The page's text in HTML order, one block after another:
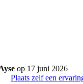
op 17 juni 2026
Plaats zelf een